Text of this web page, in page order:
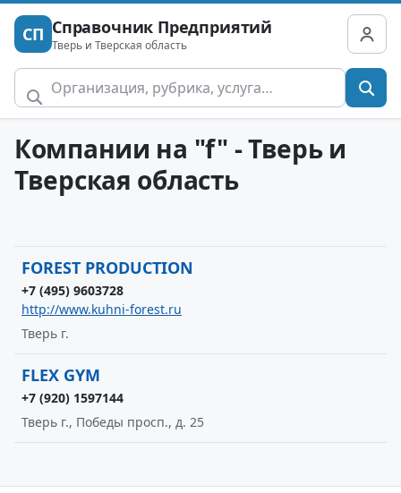
СП Справочник Предприятий
Тверь и Тверская область
Компании на "f" - Тверь и
Тверская область
FOREST PRODUCTION
+7 (495) 9603728
http://www.kuhni-forest.ru
Тверь г.
FLEX GYM
+7 (920) 1597144
Тверь г., Победы просп., д. 25